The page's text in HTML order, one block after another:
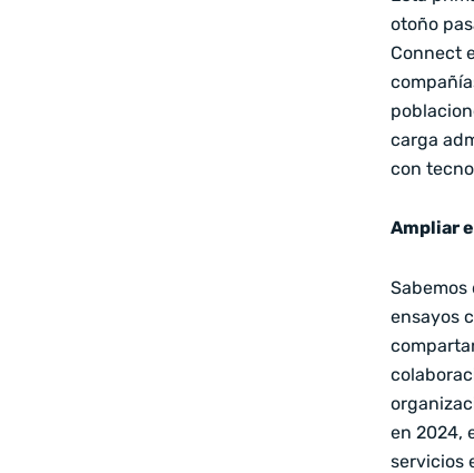
otoño
Connect
carga
con
Ampliar
ensayos
en 2024,
servicios